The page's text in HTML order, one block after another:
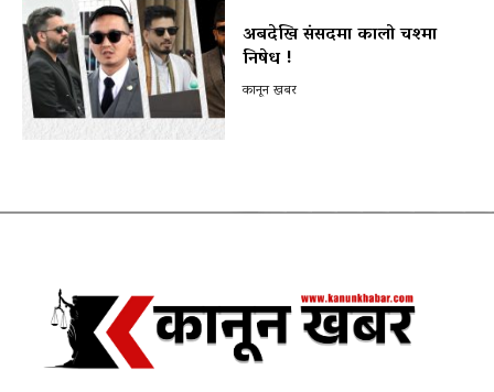
अबदेखि संसदमा कालो चश्मा
निषेध !
कानून खबर